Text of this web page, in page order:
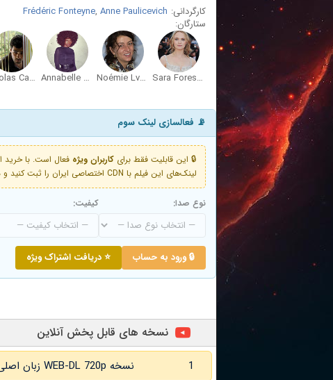
کارگردانی:
Frédéric Fonteyne, Anne Paulicevich
ستارگان:
Sara Forestier
Noémie Lvovsky
Annabelle Lengronne
Nicolas Cazalé
📡 فعالسازی لینک سوم
🔒 این قابلیت فقط برای کاربران ویژه
لینک‌های این فیلم با CDN اختصاصی ایران را ثبت کنید و دقایقی بعد به لینک سوم آن دسترسی خواهید داشت
نوع صدا: کیفیت:
🔒 ورود به حساب ⭐ دریافت اشتراک ویژه
نسخه های قابل پخش آنلاین
1 نسخه WEB-DL 720p زبان اصلی و زیرنویس انگلیسی